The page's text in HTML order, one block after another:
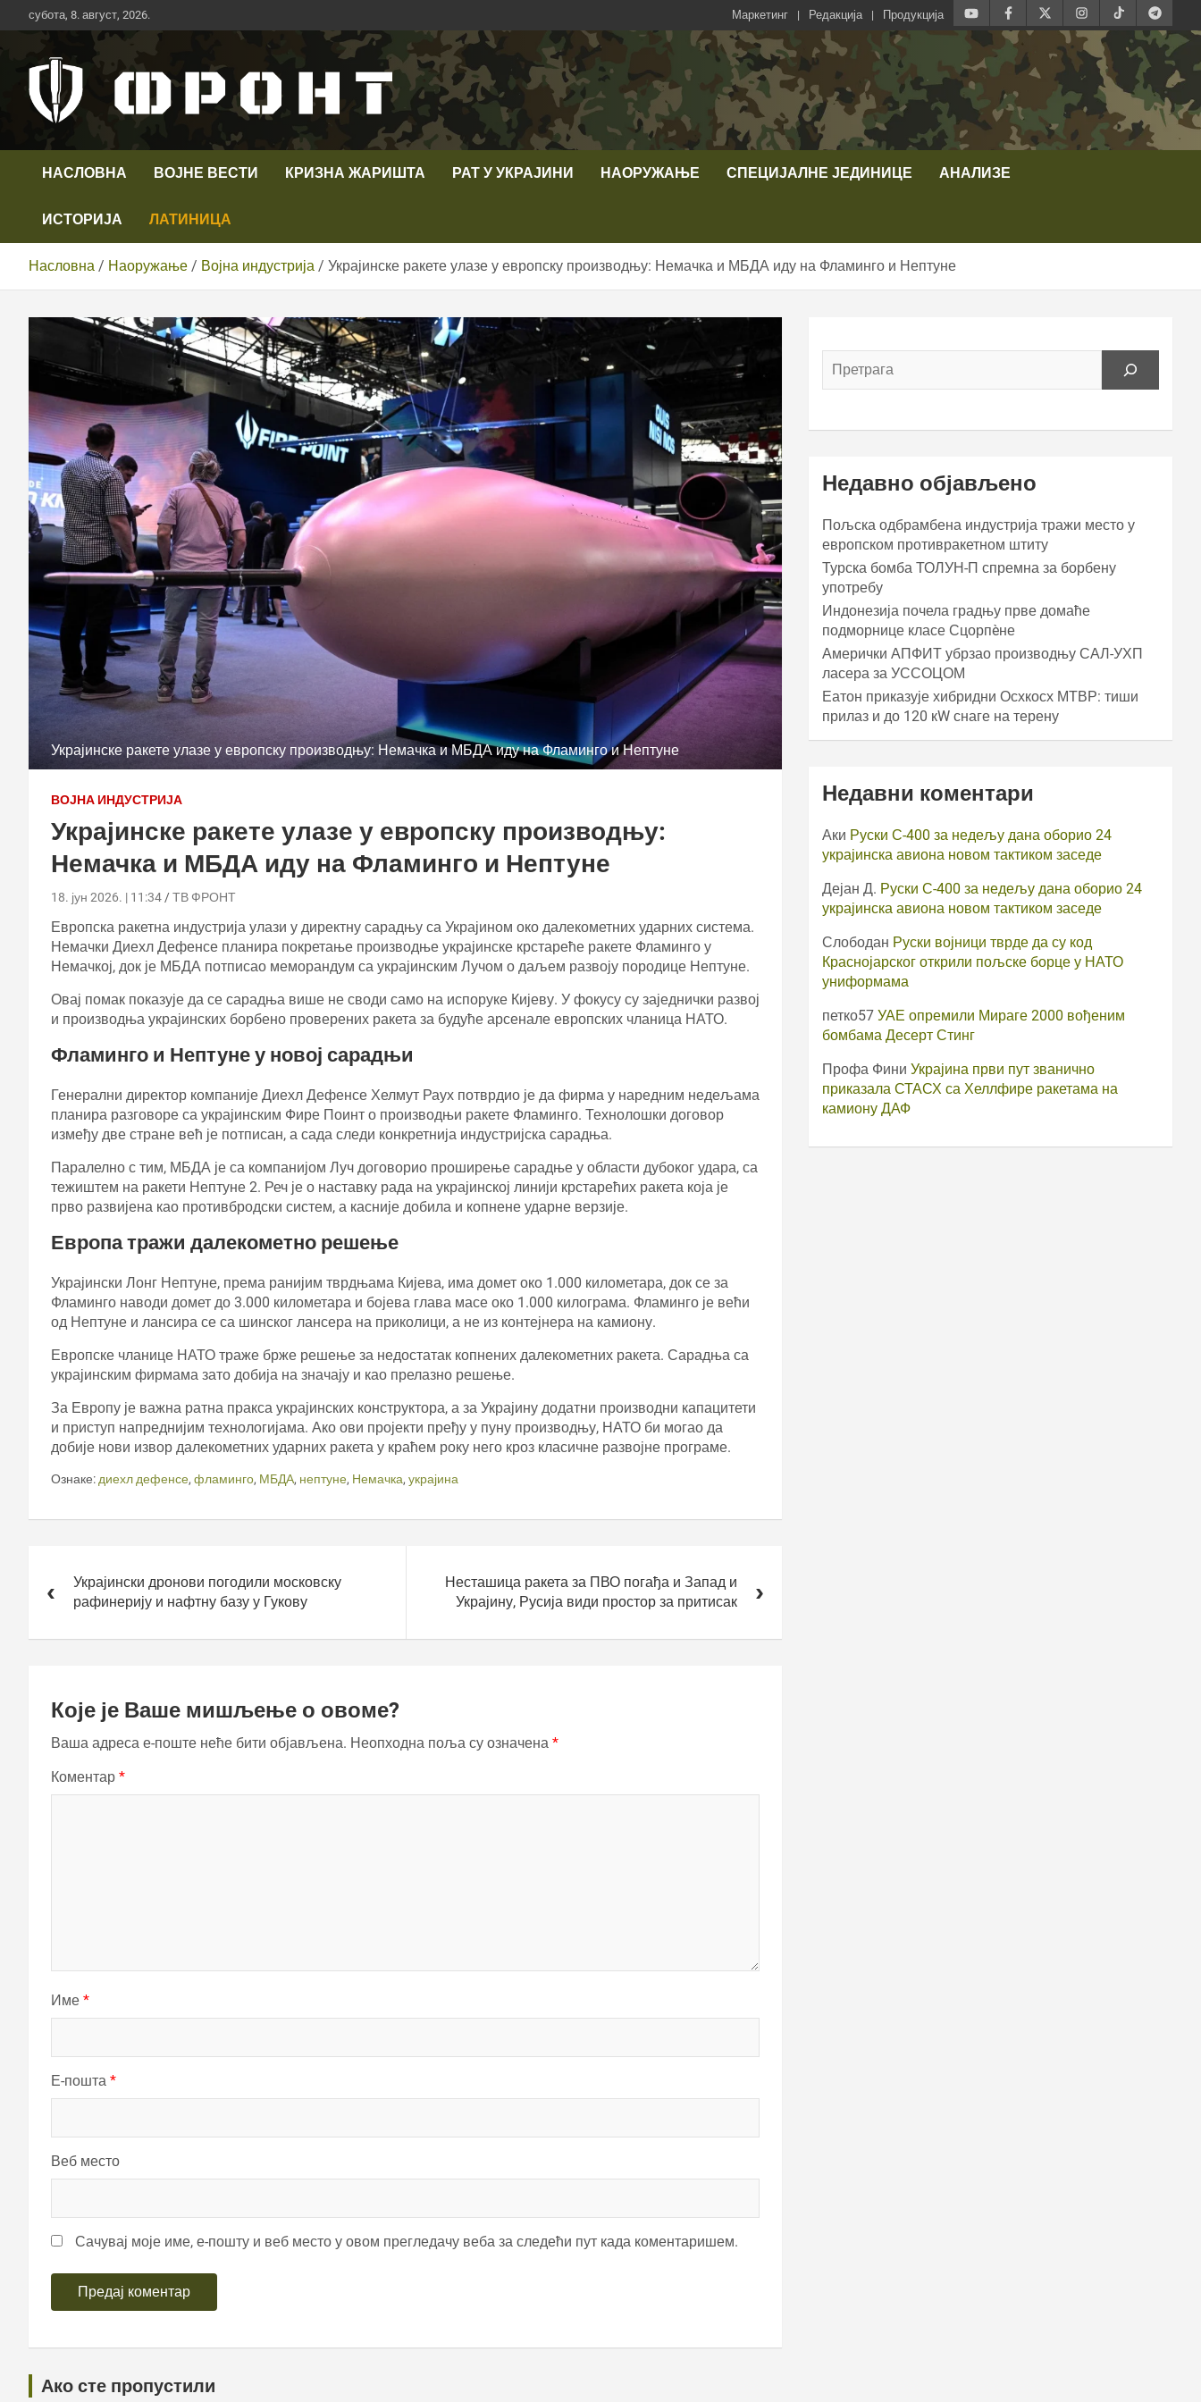
Скип
то
субота, 8. август, 2026. Маркетинг Редакција Продукција
Телевизија ФРОНТ
НАСЛОВНА ВОЈНЕ ВЕСТИ КРИЗНА ЖАРИШТА РАТ У УКРАЈИНИ НАОРУЖАЊЕ СПЕЦИЈАЛНЕ ЈЕДИНИЦЕ АНАЛИЗЕ
ИСТОРИЈА ЛАТИНИЦА
Насловна Наоружање Војна индустрија Украјинске ракете улазе у европску производњу: Немачка и МБДА иду на Фламинго и Нептуне
Украјинске ракете улазе у европску производњу: Немачка и МБДА иду на Фламинго и Нептуне
ВОЈНА ИНДУСТРИЈА
Украјинске ракете улазе у европску производњу:
Немачка и МБДА иду на Фламинго и Нептуне
18. јун 2026. | 11:34 ТВ ФРОНТ
Европска ракетна индустрија улази у директну сарадњу са Украјином око далекометних ударних система.
Немачки Диехл Дефенсе планира покретање производње украјинске крстареће ракете Фламинго у
Немачкој, док је МБДА потписао меморандум са украјинским Лучом о даљем развоју породице Нептуне.
Овај помак показује да се сарадња више не своди само на испоруке Кијеву. У фокусу су заједнички развој
и производња украјинских борбено проверених ракета за будуће арсенале европских чланица НАТО.
Фламинго и Нептуне у новој сарадњи
Генерални директор компаније Диехл Дефенсе Хелмут Раух потврдио је да фирма у наредним недељама
планира разговоре са украјинским Фире Поинт о производњи ракете Фламинго. Технолошки договор
између две стране већ је потписан, а сада следи конкретнија индустријска сарадња.
Паралелно с тим, МБДА је са компанијом Луч договорио проширење сарадње у области дубоког удара, са
тежиштем на ракети Нептуне 2. Реч је о наставку рада на украјинској линији крстарећих ракета која је
прво развијена као противбродски систем, а касније добила и копнене ударне верзије.
Европа тражи далекометно решење
Украјински Лонг Нептуне, према ранијим тврдњама Кијева, има домет око 1.000 километара, док се за
Фламинго наводи домет до 3.000 километара и бојева глава масе око 1.000 килограма. Фламинго је већи
од Нептуне и лансира се са шинског лансера на приколици, а не из контејнера на камиону.
Европске чланице НАТО траже брже решење за недостатак копнених далекометних ракета. Сарадња са
украјинским фирмама зато добија на значају и као прелазно решење.
За Европу је важна ратна пракса украјинских конструктора, а за Украјину додатни производни капацитети
и приступ напреднијим технологијама. Ако ови пројекти пређу у пуну производњу, НАТО би могао да
добије нови извор далекометних ударних ракета у краћем року него кроз класичне развојне програме.
Ознаке: диехл дефенсе, фламинго, МБДА, нептуне, Немачка, украјина
чланкаУкрајински дронови погодили московску
рафинерију и нафтну базу у Гукову
Несташица ракета за ПВО погађа и Запад и
Украјину, Русија види простор за притисак
Које је Ваше мишљење о овоме?
Ваша адреса е-поште неће бити објављена. Неопходна поља су означена *
Коментар *
Име *
Е-пошта *
Веб место
Сачувај моје име, е-пошту и веб место у овом прегледачу веба за следећи пут када коментаришем.
Недавно објављено
Пољска одбрамбена индустрија тражи место у
европском противракетном штиту
Турска бомба ТОЛУН-П спремна за борбену
употребу
Индонезија почела градњу прве домаће
подморнице класе Сцорпèне
Амерички АПФИТ убрзао производњу САЛ-УХП
ласера за УССОЦОМ
Еатон приказује хибридни Осхкосх МТВР: тиши
прилаз и до 120 кW снаге на терену
Недавни коментари
Аки Руски С-400 за недељу дана оборио 24
украјинска авиона новом тактиком заседе
Дејан Д. Руски С-400 за недељу дана оборио 24
украјинска авиона новом тактиком заседе
Слободан Руски војници тврде да су код
Краснојарског открили пољске борце у НАТО
униформама
петко57 УАЕ опремили Мираге 2000 вођеним
бомбама Десерт Стинг
Профа Фини Украјина први пут званично
приказала СТАСХ са Хеллфире ракетама на
камиону ДАФ
Ако сте пропустили